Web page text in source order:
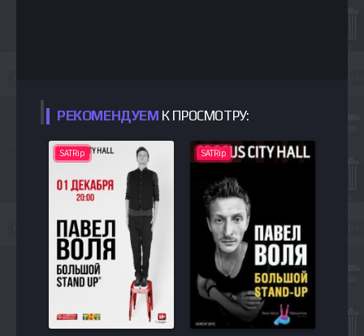
РЕКОМЕНДУЕМ К ПРОСМОТРУ:
SATRip SATRip